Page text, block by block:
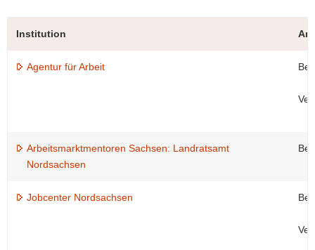
Institution
Agentur für Arbeit
Arbeitsmarktmentoren Sachsen: Landratsamt
Nordsachsen
Jobcenter Nordsachsen